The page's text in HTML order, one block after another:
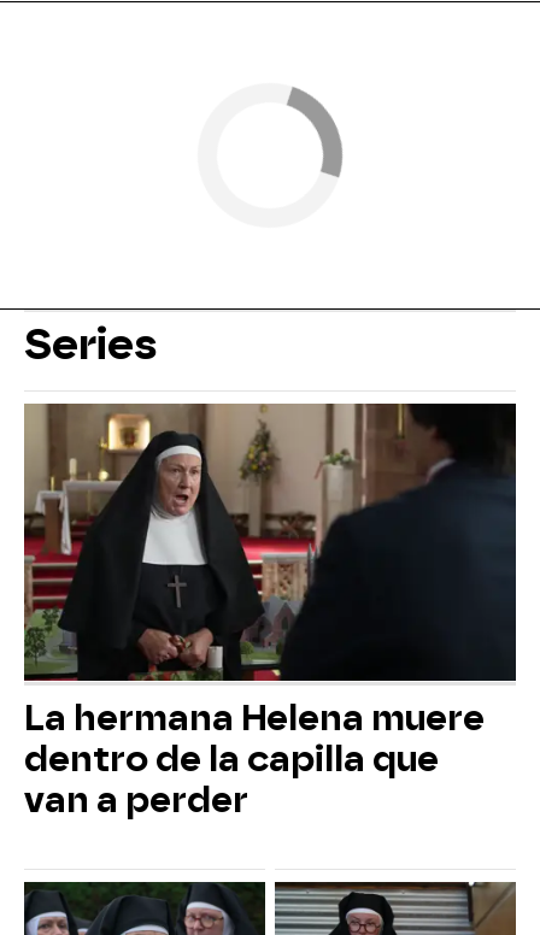
Series
La hermana Helena muere
dentro de la capilla que
van a perder